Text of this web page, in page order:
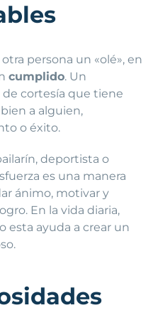
persona un «olé», en
cumplido. Un
cortesía que tiene
a alguien,
o éxito.
deportista o
es una manera
ánimo, motivar y
En la vida diaria,
esta ayuda a crear un